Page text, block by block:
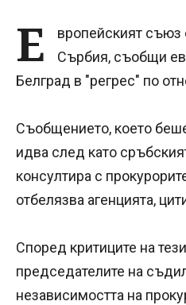
Е
вропейският съюз
Сърбия, съобщи
Белград в "регрес" по
Съобщението, което
идва след като
консултира с
отбелязва агенцията,
Според критиците на
председателите на
независимостта на